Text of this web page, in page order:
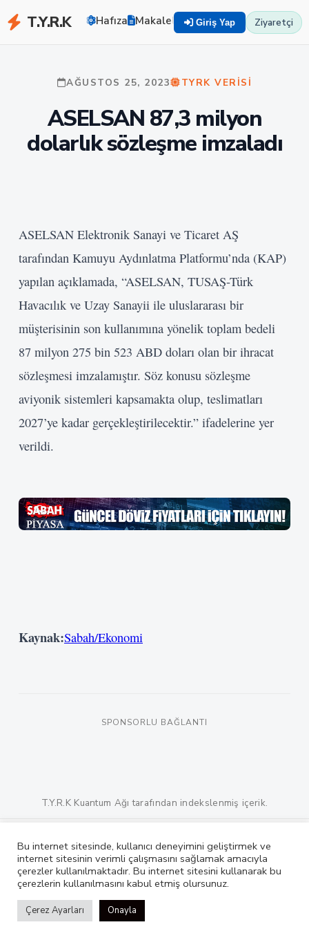
T.Y.R.K Hafıza Makaleler Zekayı Eğit TYRK
Giriş Yap Ziyaretçi
AĞUSTOS 25, 2023 TYRK VERISI
ASELSAN 87,3 milyon
dolarlık sözleşme imzaladı
ASELSAN Elektronik Sanayi ve Ticaret AŞ
tarafından Kamuyu Aydınlatma Platformu’nda (KAP)
yapılan açıklamada, “ASELSAN, TUSAŞ-Türk
Havacılık ve Uzay Sanayii ile uluslararası bir
müşterisinin son kullanımına yönelik toplam bedeli
87 milyon 275 bin 523 ABD doları olan bir ihracat
sözleşmesi imzalamıştır. Söz konusu sözleşme
aviyonik sistemleri kapsamakta olup, teslimatları
2027’ye kadar gerçekleştirilecektir.” ifadelerine yer
verildi.
Kaynak:Sabah/Ekonomi
SPONSORLU BAĞLANTI
T.Y.R.K Kuantum Ağı tarafından indekslenmiş içerik.
TYRK Nedir? Nasıl Çalışır?
© 2026 TYRK Teknoloji A.Ş. Tüm hakları saklıdır.
Kullanıcı Adı veya E-posta
Beni Hatırla
Bu internet sitesinde, kullanıcı deneyimini geliştirmek ve
internet sitesinin verimli çalışmasını sağlamak amacıyla
çerezler kullanılmaktadır. Bu internet sitesini kullanarak bu
çerezlerin kullanılmasını kabul etmiş olursunuz.
Çerez Ayarları Onayla